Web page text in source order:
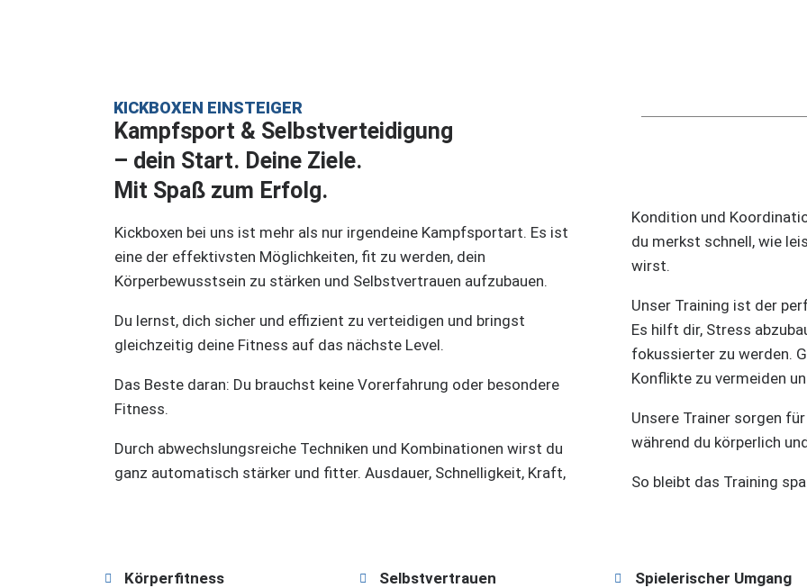
KICKBOXEN EINSTEIGER
Kampfsport & Selbstverteidigung
– dein Start. Deine Ziele.
Mit Spaß zum Erfolg.
Kickboxen bei uns ist mehr als nur irgendeine Kampfsportart. Es ist
eine der effektivsten Möglichkeiten, fit zu werden, dein
Körperbewusstsein zu stärken und Selbstvertrauen aufzubauen.
Du lernst, dich sicher und effizient zu verteidigen und bringst
gleichzeitig deine Fitness auf das nächste Level.
Das Beste daran: Du brauchst keine Vorerfahrung oder besondere
Fitness.
Durch abwechslungsreiche Techniken und Kombinationen wirst du
ganz automatisch stärker und fitter. Ausdauer, Schnelligkeit, Kraft,
Kondition und
du merkst schnell, wie
wirst.
Unser Training ist der
Es hilft dir, Stress
fokussierter zu werden.
Konflikte zu vermeiden
Unsere Trainer sorgen
während du körperlich
So bleibt das Training
Körperfitness
Selbstvertrauen
Spielerischer Umgang